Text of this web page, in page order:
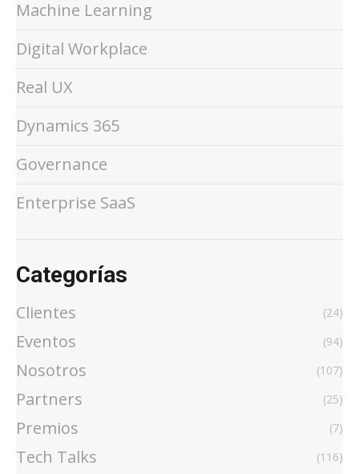
Machine Learning
Digital Workplace
Real UX
Dynamics 365
Governance
Enterprise SaaS
Categorías
Clientes (24)
Eventos (94)
Nosotros (107)
Partners (25)
Premios (7)
Tech Talks (116)